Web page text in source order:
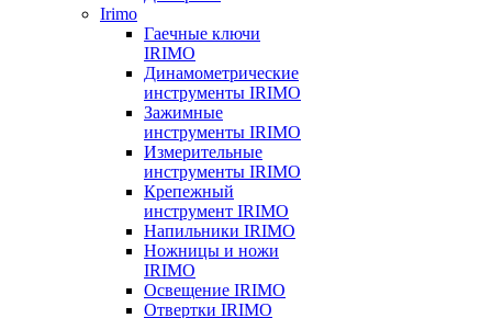
Irimo
Гаечные ключи
IRIMO
Динамометрические
инструменты IRIMO
Зажимные
инструменты IRIMO
Измерительные
инструменты IRIMO
Крепежный
инструмент IRIMO
Напильники IRIMO
Ножницы и ножи
IRIMO
Освещение IRIMO
Отвертки IRIMO